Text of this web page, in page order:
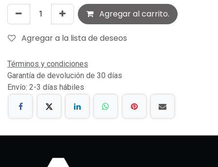
Agregar al carrito.
Agregar a la lista de deseos
Términos y condiciones
Garantía de devolución de 30 días
Envío: 2-3 días hábiles